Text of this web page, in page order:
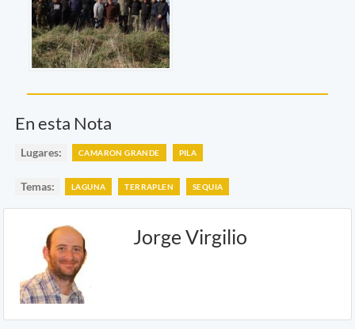
En esta Nota
Lugares: CAMARON GRANDE PILA
Temas: LAGUNA TERRAPLEN SEQUIA
Jorge Virgilio